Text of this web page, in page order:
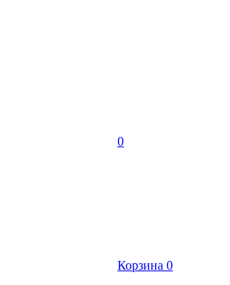
0
Корзина 0